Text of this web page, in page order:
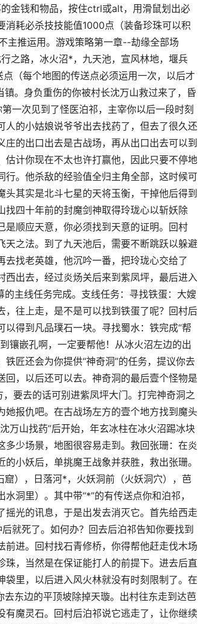
金钱和物品，按住ctrl或alt，用滑鼠划出必
消耗必杀技技能值1000点（装备珍珠可以积
主推运用。游戏策略第一章--劫缘全部场
之路，冰火沼*，九天池，宣风林地，堰兵
（每个地图的传送点必须运用一次，以后才
。身负重伤的你被村长沈万山救过来了，昏
一次见到了怪医泊祁，主宰你以后一段时刻
的小姑娘说爷爷出去找药了，但去了很久还
的出口出去是古战场，再从出口出去可以到
计你现在不太也许打赢他，因此只要不停地
。他杀敌的经验值全归主角全部，这时候可
其实是北斗七星的天将玉衡，干掉他后得到
四十年前的封魔剑神取得玲珑心以斩妖除
顺应天意，你必须找到天意的证明。回村
之法。到了九天池后，需要不断跳跃以躲避
找老英雄，他沉吟一番，把玲珑心交给了
出去，经过炎炀关后来到紫凤坪，最后进入
主线任务完成。支线任务：寻找铁蛋：大嫂
往上走，是不是可以找到铁蛋了呢？回村后
得到凡品璞石一块。寻找蜀水：铁完成“帮
镶嵌孔啊，一定要帮他！从冰火沼左边的出
匠还会为你提供“神奇洞”的任务，提议你去
，以后还可以去。神奇洞的最后壹个怪物是
要去的话可别进紫凤坪大门。打完神奇洞之
报仇吧。在古战场左方的壹个地方找到魔头
万山找药”后开始，年玄冰柱在冰火沼踢冰块
少场景，地图很容易走到。救回张珊：在炎
小妖后，单挑魔王战象并获胜，救出张珊。
），日落河*，火妖洞前（火妖洞穴），芭
洞里）。其中带“*”的有传送点你和泊祁，
光的讯息，于是出发去消灭它。首先给西走
就死了。如何办？回去后泊祁告知你要找到
进。回村找石青修桥，你得帮他赶走伐木场
，当然是在保证能打人的前提下。进去后直
里，以后进入风火林就没有时刻限制了。在
东边的平顶坡除掉天璇。出村往东走到达芭
魔灵石。回村后泊祁说它逃走了，让你继续